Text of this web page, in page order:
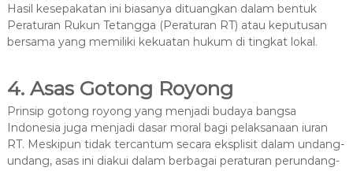
Hasil kesepakatan ini biasanya dituangkan dalam bentuk
Peraturan Rukun Tetangga (Peraturan RT) atau keputusan
bersama yang memiliki kekuatan hukum di tingkat lokal.
4. Asas Gotong Royong
Prinsip gotong royong yang menjadi budaya bangsa
Indonesia juga menjadi dasar moral bagi pelaksanaan iuran
RT. Meskipun tidak tercantum secara eksplisit dalam undang-
undang, asas ini diakui dalam berbagai peraturan perundang-